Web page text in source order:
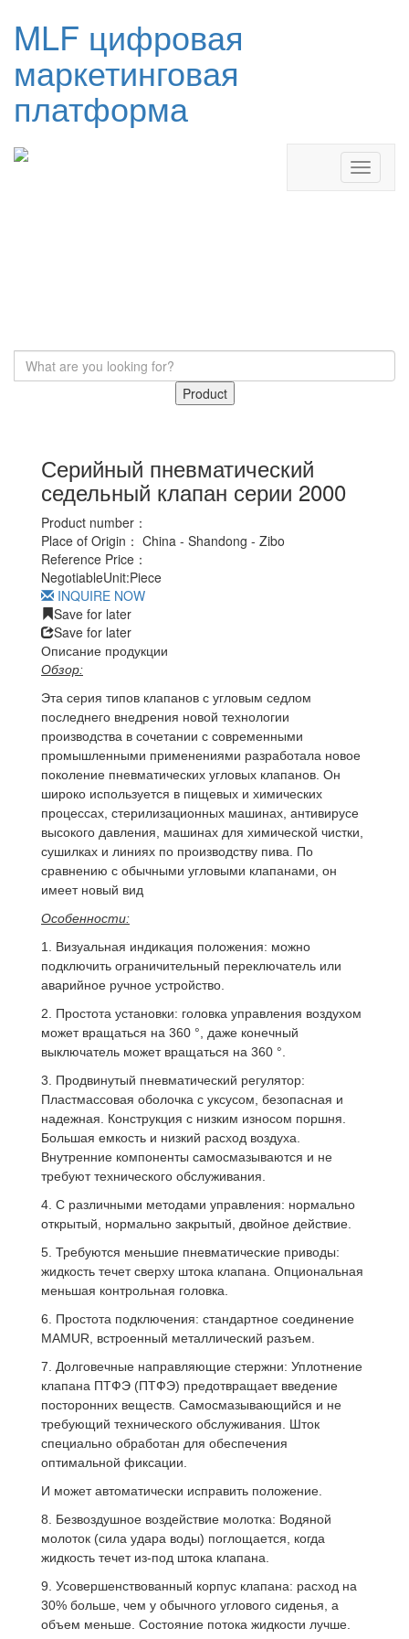
MLF цифровая
маркетинговая
платформа
Product
Серийный пневматический
седельный клапан серии 2000
Product number：
Place of Origin： China - Shandong - Zibo
Reference Price：
NegotiableUnit:Piece
INQUIRE NOW
Save for later
Save for later
Описание продукции
Обзор:
Эта серия типов клапанов с угловым седлом
последнего внедрения новой технологии
производства в сочетании с современными
промышленными применениями разработала новое
поколение пневматических угловых клапанов. Он
широко используется в пищевых и химических
процессах, стерилизационных машинах, антивирусе
высокого давления, машинах для химической чистки,
сушилках и линиях по производству пива. По
сравнению с обычными угловыми клапанами, он
имеет новый вид
Особенности:
1. Визуальная индикация положения: можно
подключить ограничительный переключатель или
аварийное ручное устройство.
2. Простота установки: головка управления воздухом
может вращаться на 360 °, даже конечный
выключатель может вращаться на 360 °.
3. Продвинутый пневматический регулятор:
Пластмассовая оболочка с уксусом, безопасная и
надежная. Конструкция с низким износом поршня.
Большая емкость и низкий расход воздуха.
Внутренние компоненты самосмазываются и не
требуют технического обслуживания.
4. С различными методами управления: нормально
открытый, нормально закрытый, двойное действие.
5. Требуются меньшие пневматические приводы:
жидкость течет сверху штока клапана. Опциональная
меньшая контрольная головка.
6. Простота подключения: стандартное соединение
MAMUR , встроенный металлический разъем.
7. Долговечные направляющие стержни: Уплотнение
клапана ПТФЭ (ПТФЭ) предотвращает введение
посторонних веществ. Самосмазывающийся и не
требующий технического обслуживания. Шток
специально обработан для обеспечения
оптимальной фиксации.
И может автоматически исправить положение.
8. Безвоздушное воздействие молотка: Водяной
молоток (сила удара воды) поглощается, когда
жидкость течет из-под штока клапана.
9. Усовершенствованный корпус клапана: расход на
30% больше, чем у обычного углового сиденья, а
объем меньше. Состояние потока жидкости лучше.